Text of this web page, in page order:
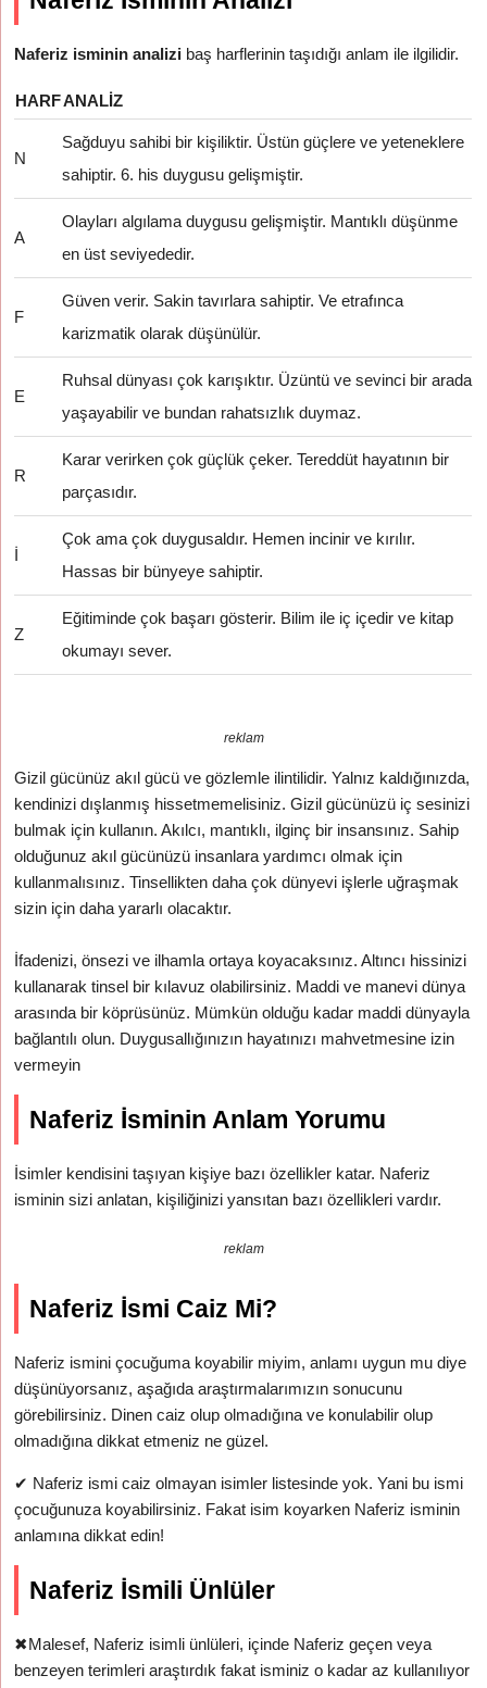
Naferiz isminin analizi baş harflerinin taşıdığı anlam ile ilgilidir.
HARFANALIZ
N
Sağduyu sahibi bir kişiliktir. Üstün güçlere ve yeteneklere
sahiptir. 6. his duygusu gelişmiştir.
A
Olayları algılama duygusu gelişmiştir. Mantıklı düşünme
en üst seviyededir.
F
Güven verir. Sakin tavırlara sahiptir. Ve etrafınca
karizmatik olarak düşünülür.
E
Ruhsal dünyası çok karışıktır. Üzüntü ve sevinci bir arada
yaşayabilir ve bundan rahatsızlık duymaz.
R
Karar verirken çok güçlük çeker. Tereddüt hayatının bir
parçasıdır.
İ
Çok ama çok duygusaldır. Hemen incinir ve kırılır.
Hassas bir bünyeye sahiptir.
Z
Eğitiminde çok başarı gösterir. Bilim ile iç içedir ve kitap
okumayı sever.
reklam
Gizil gücünüz akıl gücü ve gözlemle ilintilidir. Yalnız kaldığınızda,
kendinizi dışlanmış hissetmemelisiniz. Gizil gücünüzü iç sesinizi
bulmak için kullanın. Akılcı, mantıklı, ilginç bir insansınız. Sahip
olduğunuz akıl gücünüzü insanlara yardımcı olmak için
kullanmalısınız. Tinsellikten daha çok dünyevi işlerle uğraşmak
sizin için daha yararlı olacaktır.
İfadenizi, önsezi ve ilhamla ortaya koyacaksınız. Altıncı hissinizi
kullanarak tinsel bir kılavuz olabilirsiniz. Maddi ve manevi dünya
arasında bir köprüsünüz. Mümkün olduğu kadar maddi dünyayla
bağlantılı olun. Duygusallığınızın hayatınızı mahvetmesine izin
vermeyin
Naferiz İsminin Anlam Yorumu
İsimler kendisini taşıyan kişiye bazı özellikler katar. Naferiz
isminin sizi anlatan, kişiliğinizi yansıtan bazı özellikleri vardır.
reklam
Naferiz İsmi Caiz Mi?
Naferiz ismini çocuğuma koyabilir miyim, anlamı uygun mu diye
düşünüyorsanız, aşağıda araştırmalarımızın sonucunu
görebilirsiniz. Dinen caiz olup olmadığına ve konulabilir olup
olmadığına dikkat etmeniz ne güzel.
✔ Naferiz ismi caiz olmayan isimler listesinde yok. Yani bu ismi
çocuğunuza koyabilirsiniz. Fakat isim koyarken Naferiz isminin
anlamına dikkat edin!
Naferiz İsmili Ünlüler
✖Malesef, Naferiz isimli ünlüleri, içinde Naferiz geçen veya
benzeyen terimleri araştırdık fakat isminiz o kadar az kullanılıyor